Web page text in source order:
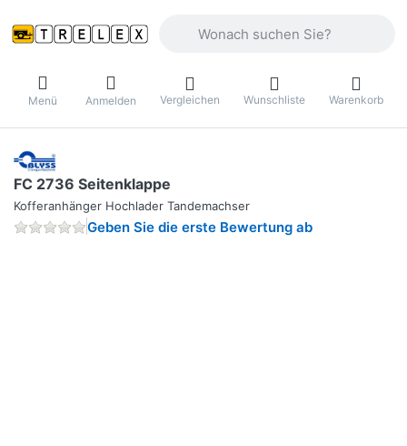
Menü Anmelden Vergleichen Wunschliste Warenkorb
FC 2736 Seitenklappe
Kofferanhänger Hochlader Tandemachser
Geben Sie die erste Bewertung ab